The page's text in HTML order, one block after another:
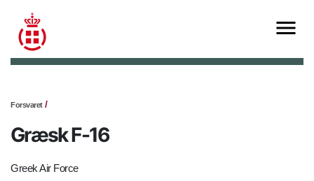
Forsvaret
Græsk F-16
Greek Air Force